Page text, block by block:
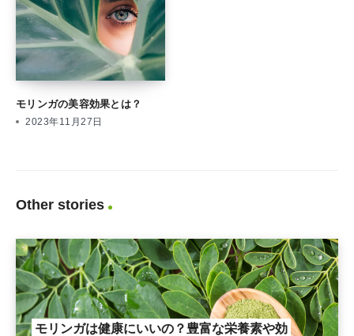
モリンガの美容効果とは？
2023年11月27日
Other stories
モリンガは健康にいいの？豊富な栄養素や効